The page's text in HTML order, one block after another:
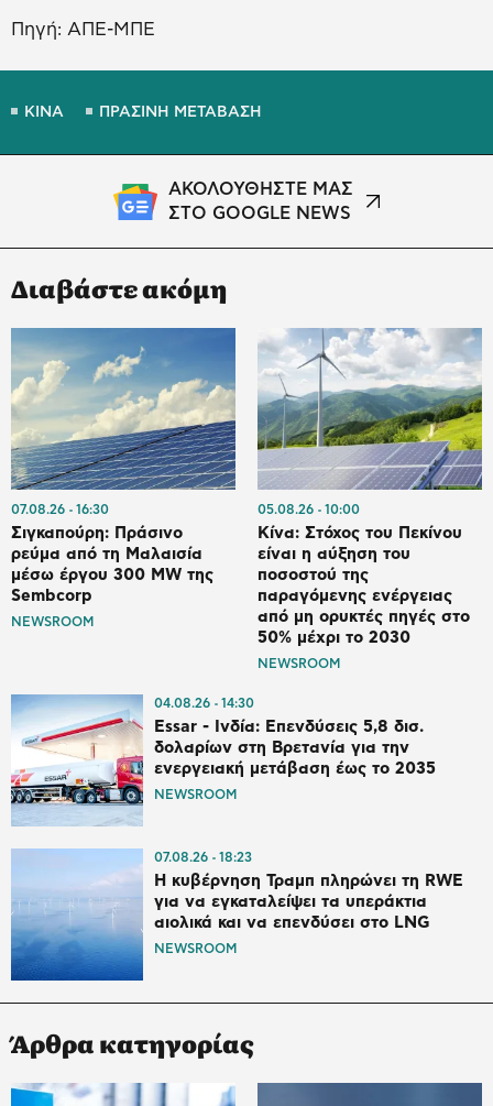
Πηγή: ΑΠΕ-ΜΠΕ
ΚΙΝΑ ΠΡΑΣΙΝΗ ΜΕΤΑΒΑΣΗ
ΑΚΟΛΟΥΘΗΣΤΕ ΜΑΣ
ΣΤΟ GOOGLE NEWS
Διαβάστε ακόμη
07.08.26 16:30
Σιγκαπούρη: Πράσινο
ρεύμα από τη Μαλαισία
μέσω έργου 300 MW της
Sembcorp
NEWSROOM
05.08.26 10:00
Κίνα: Στόχος του Πεκίνου
είναι η αύξηση του
ποσοστού της
παραγόμενης ενέργειας
από μη ορυκτές πηγές στο
50% μέχρι το 2030
NEWSROOM
04.08.26 14:30
Essar - Ινδία: Επενδύσεις 5,8 δισ.
δολαρίων στη Βρετανία για την
ενεργειακή μετάβαση έως το 2035
NEWSROOM
07.08.26 18:23
Η κυβέρνηση Τραμπ πληρώνει τη RWE
για να εγκαταλείψει τα υπεράκτια
αιολικά και να επενδύσει στο LNG
NEWSROOM
Άρθρα κατηγορίας